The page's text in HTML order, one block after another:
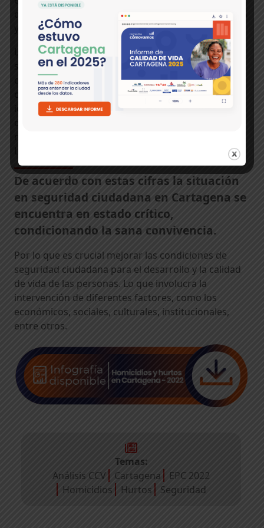
dijo sentirse inseguro, le sigue Barranquilla con 35%
y por último Medellín con 29%.
La Encuesta arroja que la situación que más hace
sentir inseguros a los cartageneros es la existencia
de la delincuencia, específicamente los atracos
callejeros, siendo la principal problemática
identificada en los barrios, escenario donde el 31%
Localidad Histórica y del Caribe Norte en percibirlo.
De acuerdo con estas cifras la situación
en seguridad ciudadana en Cartagena se
encuentra en estado crítico,
condicionando la sana convivencia.
Por lo que es crucial mejorar las condiciones de
seguridad ciudadana para el desarrollo y la calidad
de vida de las personas. Lo que involucra la
intervención de diferentes factores, como los
económicos, sociales, culturales, institucionales,
entre otros.
Temas:
Análisis CCV
Cartagena
EPC 2022
Homicidios
Hurtos Seguridad